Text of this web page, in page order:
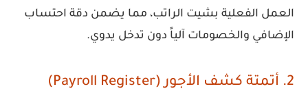
العمل الفعلية بشيت الراتب، مما يضمن دقة احتساب
الإضافي والخصومات آلياً دون تدخل يدوي.
2. أتمتة كشف الأجور (Payroll Register)